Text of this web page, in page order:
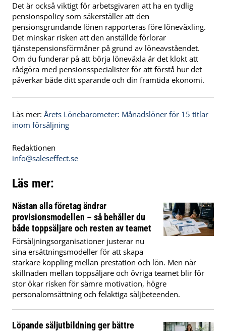
Det är också viktigt för arbetsgivaren att ha en tydlig
pensionspolicy som säkerställer att den
pensionsgrundande lönen rapporteras före löneväxling.
Det minskar risken att den anställde förlorar
tjänstepensionsförmåner på grund av löneavståendet.
Om du funderar på att börja löneväxla är det klokt att
rådgöra med pensionsspecialister för att förstå hur det
påverkar både ditt sparande och din framtida ekonomi.
Läs mer: Årets Lönebarometer: Månadslöner för 15 titlar
inom försäljning
Redaktionen
info@saleseffect.se
Läs mer:
Nästan alla företag ändrar
provisionsmodellen – så behåller du
både toppsäljare och resten av teamet
Försäljningsorganisationer justerar nu
sina ersättningsmodeller för att skapa
starkare koppling mellan prestation och lön. Men när
skillnaden mellan toppsäljare och övriga teamet blir för
stor ökar risken för sämre motivation, högre
personalomsättning och felaktiga säljbeteenden.
Löpande säljutbildning ger bättre